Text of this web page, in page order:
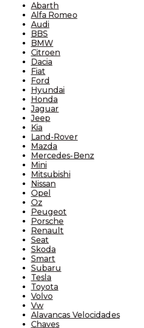
Abarth
Alfa Romeo
Audi
BBS
BMW
Citroen
Dacia
Fiat
Ford
Hyundai
Honda
Jaguar
Jeep
Kia
Land-Rover
Mazda
Mercedes-Benz
Mini
Mitsubishi
Nissan
Opel
Oz
Peugeot
Porsche
Renault
Seat
Skoda
Smart
Subaru
Tesla
Toyota
Volvo
Vw
Alavancas Velocidades
Chaves